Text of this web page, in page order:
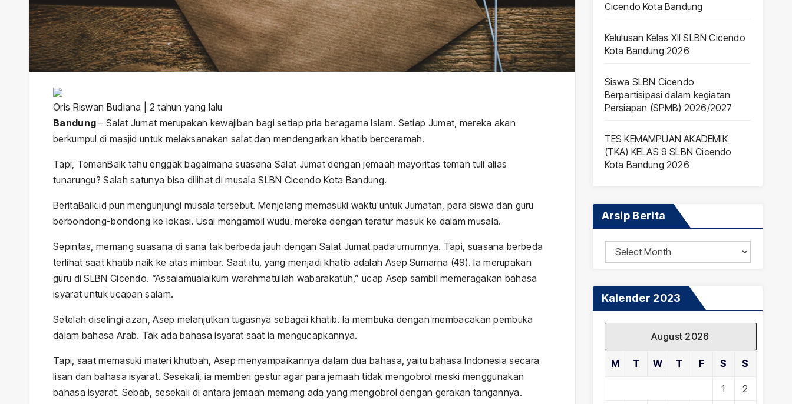
Oris Riswan Budiana | 2 tahun yang lalu
Bandung – Salat Jumat merupakan kewajiban bagi setiap pria beragama Islam. Setiap Jumat, mereka akan
berkumpul di masjid untuk melaksanakan salat dan mendengarkan khatib berceramah.
Tapi, TemanBaik tahu enggak bagaimana suasana Salat Jumat dengan jemaah mayoritas teman tuli alias
tunarungu? Salah satunya bisa dilihat di musala SLBN Cicendo Kota Bandung.
BeritaBaik.id pun mengunjungi musala tersebut. Menjelang memasuki waktu untuk Jumatan, para siswa dan guru
berbondong-bondong ke lokasi. Usai mengambil wudu, mereka dengan teratur masuk ke dalam musala.
Sepintas, memang suasana di sana tak berbeda jauh dengan Salat Jumat pada umumnya. Tapi, suasana berbeda
terlihat saat khatib naik ke atas mimbar. Saat itu, yang menjadi khatib adalah Asep Sumarna (49). Ia merupakan
guru di SLBN Cicendo. “Assalamualaikum warahmatullah wabarakatuh,” ucap Asep sambil memeragakan bahasa
isyarat untuk ucapan salam.
Setelah diselingi azan, Asep melanjutkan tugasnya sebagai khatib. Ia membuka dengan membacakan pembuka
dalam bahasa Arab. Tak ada bahasa isyarat saat ia mengucapkannya.
Tapi, saat memasuki materi khutbah, Asep menyampaikannya dalam dua bahasa, yaitu bahasa Indonesia secara
lisan dan bahasa isyarat. Sesekali, ia memberi gestur agar para jemaah tidak mengobrol meski menggunakan
bahasa isyarat. Sebab, sesekali di antara jemaah memang ada yang mengobrol dengan gerakan tangannya.
Cicendo Kota Bandung
Kelulusan Kelas XII SLBN Cicendo
Kota Bandung 2026
Siswa SLBN Cicendo
Berpartisipasi dalam kegiatan
Persiapan (SPMB) 2026/2027
TES KEMAMPUAN AKADEMIK
(TKA) KELAS 9 SLBN Cicendo
Kota Bandung 2026
Arsip Berita
Arsip
Berita
Kalender 2023
August 2026
M T W T F S S
1 2